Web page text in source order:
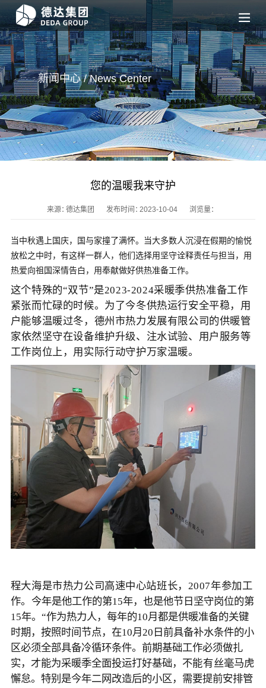
新闻中心 / NewsCenter
您的温暖我来守护
来源：德达集团 发布时间：2023-10-04 浏览量：
当中秋遇上国庆，国与家撞了满怀。当大多数人沉浸在假期的愉悦
放松之中时，有这样一群人，他们选择用坚守诠释责任与担当，用
热爱向祖国深情告白，用奉献做好供热准备工作。
这个特殊的“双节”是2023-2024采暖季供热准备工作
紧张而忙碌的时候。为了今冬供热运行安全平稳，用
户能够温暖过冬， 德州市热力发展有限公司的供暖管
家依然坚守在设备维护升级、注水试验、用户服务等
工作岗位上， 用实际行动守护万家温暖。
程大海是市热力公司 高速中心站班长， 2007年参加工
作。今年是他工作的第15年，也是他节日坚守岗位的第
15年。“作为热力人， 每年的10月都是供暖准备的关键
时期，按照时间节点，在10月20日前具备补水条件的小
区必须全部具备冷循环条件。前期基础工作必须做扎
实，才能为采暖季全面投运打好基础， 不能有丝毫马虎
懈怠。特别是今年二网改造后的小区， 需要提前安排管